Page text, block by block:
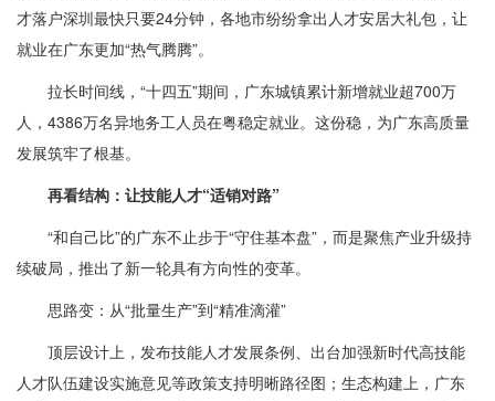
才落户深圳最快只要24分钟，各地市纷纷拿出人才安居大礼包，让
就业在广东更加“热气腾腾”。
拉长时间线，“十四五”期间，广东城镇累计新增就业超700万
人，4386万名异地务工人员在粤稳定就业。这份稳，为广东高质量
发展筑牢了根基。
再看结构：让技能人才“适销对路”
“和自己比”的广东不止步于“守住基本盘”，而是聚焦产业升级持
续破局，推出了新一轮具有方向性的变革。
思路变：从“批量生产”到“精准滴灌”
顶层设计上，发布技能人才发展条例、出台加强新时代高技能
人才队伍建设实施意见等政策支持明晰路径图；生态构建上，广东